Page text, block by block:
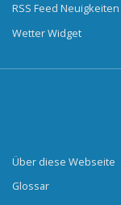
RSS Feed Neuigkeiten
Wetter Widget
Über diese Webseite
Glossar